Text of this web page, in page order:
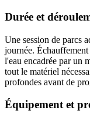
Durée et
Une session de parcs
journée.
l'eau encadrée par un
tout le matériel
profondes avant de
Équipement et